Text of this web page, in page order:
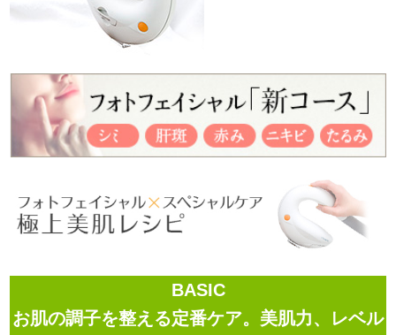
BASIC
お肌の調子を整える定番ケア。美肌力、レベル